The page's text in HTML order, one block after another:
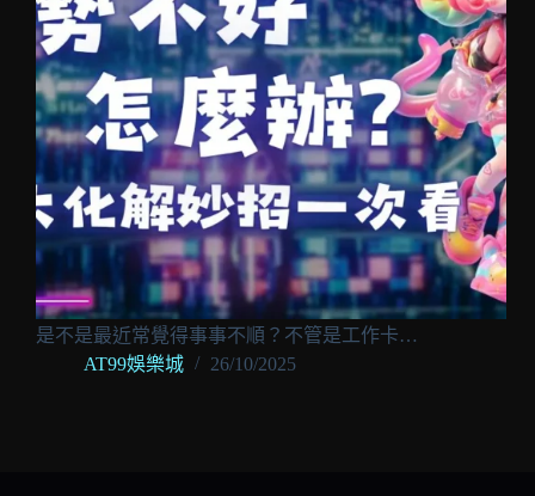
是不是最近常覺得事事不順？不管是工作卡…
AT99娛樂城
26/10/2025